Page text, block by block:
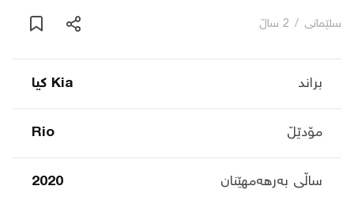
عربی
سلێمانی / 2 ساڵ
براند Kia کیا
مۆدێڵ Rio
ساڵی بەرهەمهێنان 2020